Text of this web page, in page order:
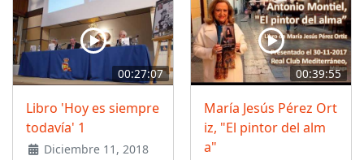
00:27:07
Libro 'Hoy es siempre
todavía' 1
Diciembre 11, 2018
00:39:55
María Jesús Pérez Ort
iz, "El pintor del alm
a"